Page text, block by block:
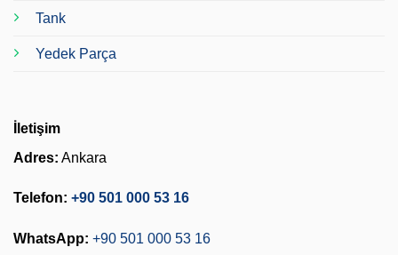
Tank
Yedek Parça
İletişim
Adres: Ankara
Telefon: +90 501 000 53 16
WhatsApp: +90 501 000 53 16